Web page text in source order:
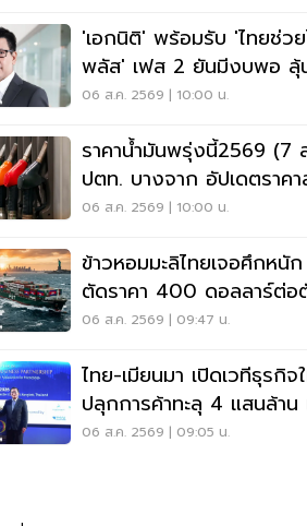
'เอกนิติ' พร้อมรับ 'ไทยช่ว
พลัส' เฟส 2 ยันมีงบพอ ลุ้
สูตรคืน 'คนละครึ่ง'
06 ส.ค. 2569 | 10:00 น.
ราคาน้ำมันพรุ่งนี้2569 (7
ปตท. บางจาก อัปเดตราค
06 ส.ค. 2569 | 10:00 น.
ข้าวหอมมะลิไทยเจอศึกหนั
ตัดราคา 400 ดอลลาร์ต่อ
ชิงตลาดสหรัฐ
06 ส.ค. 2569 | 09:47 น.
ไทย-เมียนมา เปิดเวทีธุรกิ
ปลุกการค้าทะลุ 4 แสนล้าน
ลงทุน
06 ส.ค. 2569 | 09:05 น.